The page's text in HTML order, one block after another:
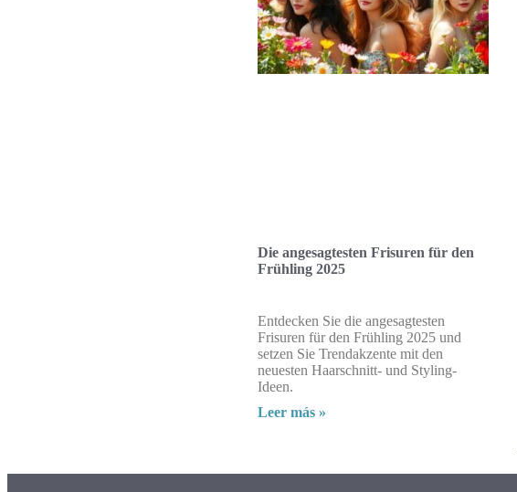
Die angesagtesten Frisuren für den
Frühling 2025
Entdecken Sie die angesagtesten
Frisuren für den Frühling 2025 und
setzen Sie Trendakzente mit den
neuesten Haarschnitt- und Styling-
Ideen.
Leer más »